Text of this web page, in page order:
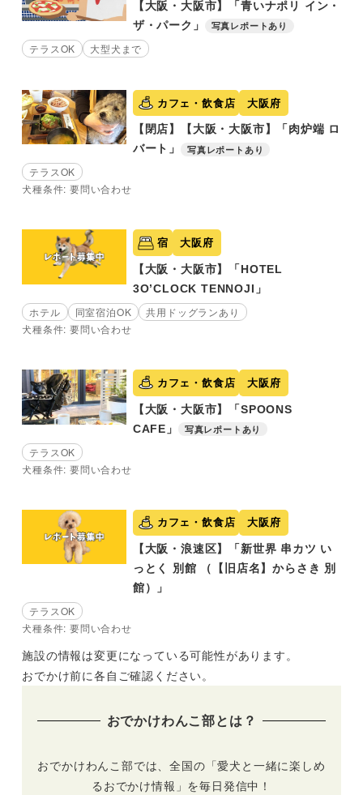
【大阪・大阪市】「青いナポリ イン・
ザ・パーク」
写真レポートあり
テラスOK 大型犬まで
カフェ・飲食店 大阪府
【閉店】【大阪・大阪市】「肉炉端 ロ
バート」
写真レポートあり
テラスOK
犬種条件: 要問い合わせ
宿 大阪府
【大阪・大阪市】「HOTEL
3O’CLOCK TENNOJI」
ホテル 同室宿泊OK
共用ドッグランあり
犬種条件: 要問い合わせ
カフェ・飲食店 大阪府
【大阪・大阪市】「SPOONS
CAFE」
写真レポートあり
テラスOK
犬種条件: 要問い合わせ
カフェ・飲食店 大阪府
【大阪・浪速区】「新世界 串カツ い
っとく 別館 （【旧店名】からさき 別
館）」
テラスOK
犬種条件: 要問い合わせ
施設の情報は変更になっている可能性があります。
おでかけ前に各自ご確認ください。
おでかけわんこ部とは？
おでかけわんこ部では、全国の「愛犬と一緒に楽しめ
るおでかけ情報」を毎日発信中！